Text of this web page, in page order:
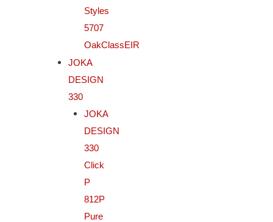
Styles
5707
OakClassEIR
JOKA
DESIGN
330
JOKA
DESIGN
330
Click
P
812P
Pure